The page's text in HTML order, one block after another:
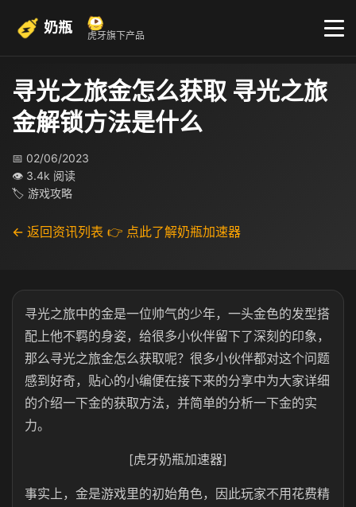
奶瓶 虎牙旗下产品
寻光之旅金怎么获取 寻光之旅
金解锁方法是什么
📅 02/06/2023
👁 3.4k 阅读
🏷 游戏攻略
← 返回资讯列表 👉 点此了解奶瓶加速器
寻光之旅中的金是一位帅气的少年，一头金色的发型搭
配上他不羁的身姿，给很多小伙伴留下了深刻的印象，
那么寻光之旅金怎么获取呢？很多小伙伴都对这个问题
感到好奇，贴心的小编便在接下来的分享中为大家详细
的介绍一下金的获取方法，并简单的分析一下金的实
力。
[虎牙奶瓶加速器]
事实上，金是游戏里的初始角色，因此玩家不用花费精